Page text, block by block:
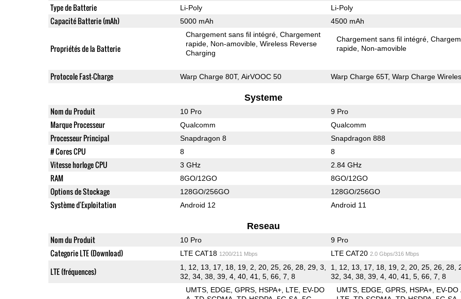
Type de Batterie Li-Poly Li-Poly
Capacité Batterie (mAh) 5000 mAh 4500 mAh
Propriétés de la Batterie
Chargement sans fil intégré Chargement
rapide Non-amovible Wireless Reverse
Charging
Chargement sans fil intégré
rapide Non-amovible
Protocole Fast-Charge Warp Charge 80T, AirVOOC 50 Warp Charge 65T, Warp Charge
Systeme
Nom du Produit 10 Pro 9 Pro
Marque Processeur Qualcomm Qualcomm
Processeur Principal Snapdragon 8 Snapdragon 888
# Cores CPU 8 8
Vitesse horloge CPU 3 GHz 2.84 GHz
RAM 8GO/12GO 8GO/12GO
Options de Stockage 128GO/256GO 128GO/256GO
Système d'Exploitation Android 12 Android 11
Reseau
Nom du Produit 10 Pro 9 Pro
Categorie LTE (Download) LTE CAT18 1200/211 Mbps LTE CAT20 2.0 Gbps/316 Mbps
LTE (fréquences)
1, 12, 13, 17, 18, 19, 2, 20, 25, 26, 28, 29, 3,
32, 34, 38, 39, 4, 40, 41, 5, 66, 7, 8
1, 12, 13, 17, 18, 19, 2, 20, 25, 26, 28,
32, 34, 38, 39, 4, 40, 41, 5, 66, 7, 8
UMTS EDGE GPRS HSPA+ LTE EV-DO
UMTS EDGE GPRS HSPA+ EV-DO